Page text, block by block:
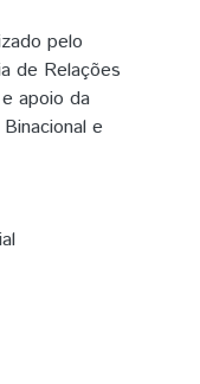
pelo
de Relações
apoio da
e